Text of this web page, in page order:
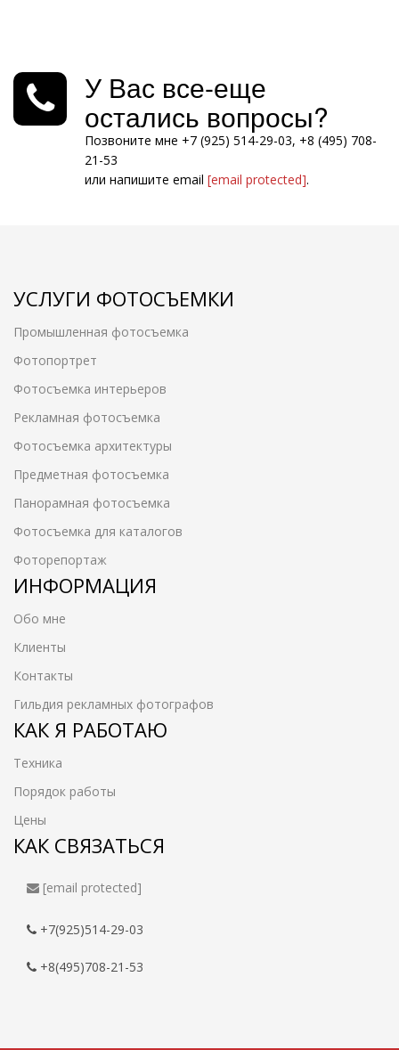
У Вас все-еще
остались вопросы?
Позвоните мне +7 (925) 514-29-03, +8 (495) 708-
21-53
или напишите email [email protected].
УСЛУГИ ФОТОСЪЕМКИ
Промышленная фотосъемка
Фотопортрет
Фотосъемка интерьеров
Рекламная фотосъемка
Фотосъемка архитектуры
Предметная фотосъемка
Панорамная фотосъемка
Фотосъемка для каталогов
Фоторепортаж
ИНФОРМАЦИЯ
Обо мне
Клиенты
Контакты
Гильдия рекламных фотографов
КАК Я РАБОТАЮ
Техника
Порядок работы
Цены
КАК СВЯЗАТЬСЯ
[email protected]
+7(925)514-29-03
+8(495)708-21-53